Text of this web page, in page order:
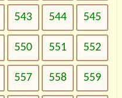
543 544 545
550 551 552
557 558 559